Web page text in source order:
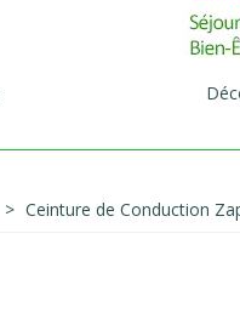
> Ceinture de Conduction